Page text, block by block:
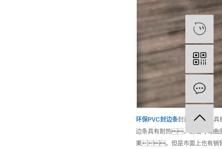
环保PVC封边条封边条是对家
边条具有耐热、耐油可弯
果。但是市面上也有销